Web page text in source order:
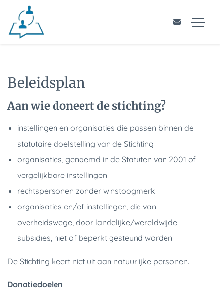
Beleidsplan
Aan wie doneert de stichting?
instellingen en organisaties die passen binnen de
statutaire doelstelling van de Stichting
organisaties, genoemd in de Statuten van 2001 of
vergelijkbare instellingen
rechtspersonen zonder winstoogmerk
organisaties en/of instellingen, die van
overheidswege, door landelijke/wereldwijde
subsidies, niet of beperkt gesteund worden
De Stichting keert niet uit aan natuurlijke personen.
Donatiedoelen